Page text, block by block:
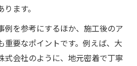
先度を正しく見極める視点
事範囲の現実的な決め方
ーム優先順位の決め方
後悔しない優先順位設定法
ます。
例を参考にするほか、施工後のア
重要なポイントです。例えば、大
式会社のように、地元密着で丁寧